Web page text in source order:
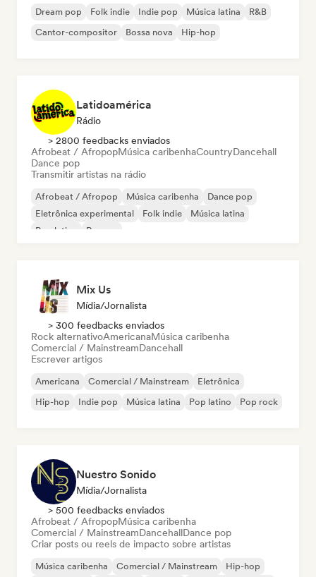
Dream pop Folk indie Indie pop Música latina
R&B
Cantor-compositor
Bossa nova Hip-hop
Latidoamérica
Rádio
> 2800 feedbacks enviados
Afrobeat / AfropopMúsica caribenhaCountryDancehall
Dance pop
Transmitir artistas na rádio
Afrobeat / Afropop Música caribenha
Dance pop
Eletrônica experimental
Folk indie
Música latina
Pop latino
Reggae
Mix Us
Mídia/Jornalista
> 300 feedbacks enviados
Rock alternativoAmericanaMúsica caribenha
Comercial / MainstreamDancehall
Escrever artigos
Americana Comercial / Mainstream
Eletrônica
Hip-hop
Indie pop Música latina Pop latino Pop rock
Nuestro Sonido
Mídia/Jornalista
> 500 feedbacks enviados
Afrobeat / AfropopMúsica caribenha
Comercial / MainstreamDancehallDance pop
Criar posts ou reels de impacto sobre artistas
Música caribenha Comercial / Mainstream Hip-hop